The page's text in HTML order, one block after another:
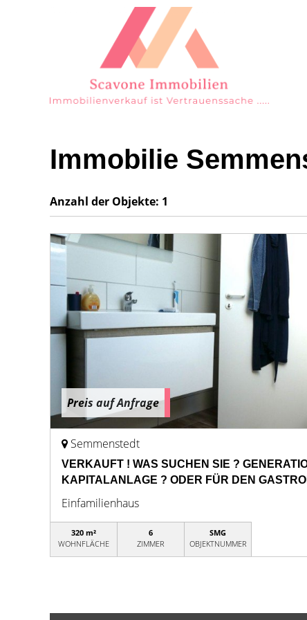
Immobilie
Anzahl der Objekte: 1
Preis auf Anfrage
Semmenstedt
VERKAUFT ! WAS SUCHEN SIE ?
KAPITALANLAGE ? ODER FÜR DEN
Einfamilienhaus
320 m²
WOHNFLÄCHE
6
ZIMMER
SMG
OBJEKTNUMMER